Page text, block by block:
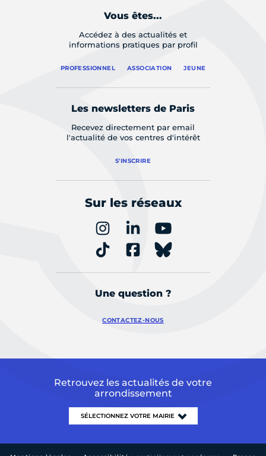
Vous êtes...
Accédez à des actualités et
informations pratiques par profil
PROFESSIONNEL ASSOCIATION JEUNE
Les newsletters de Paris
Recevez directement par email
l'actualité de vos centres d'intérêt
S'INSCRIRE
Sur les réseaux
Une question ?
CONTACTEZ-NOUS
Retrouvez les actualités de votre
arrondissement